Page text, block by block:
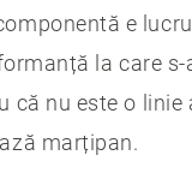
e
la care
că nu este o
marțipan.